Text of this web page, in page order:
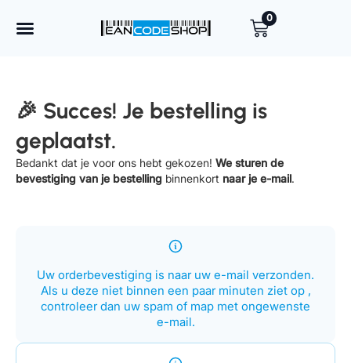
0
🎉 Succes! Je bestelling is
geplaatst.
Bedankt dat je voor ons hebt gekozen! We sturen de
bevestiging van je bestelling binnenkort naar je e-mail.
Uw orderbevestiging is naar uw e-mail verzonden.
Als u deze niet binnen een paar minuten ziet op ,
controleer dan uw spam of map met ongewenste
e-mail.